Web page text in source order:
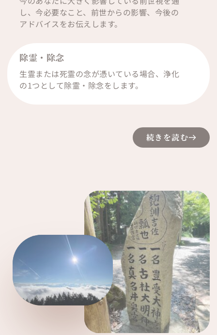
し、今必要なこと、前世からの影響、今後の
アドバイスをお伝えします。
除霊・除念
生霊または死霊の念が憑いている場合、浄化
の1つとして除霊・除念をします。
続きを読む